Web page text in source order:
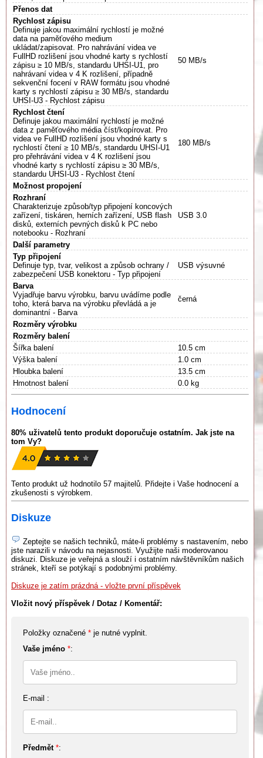
Přenos dat
Rychlost zápisu
Definuje jakou maximální rychlostí je možné
data na paměťového medium
ukládat/zapisovat. Pro nahrávání videa ve
FullHD rozlišení jsou vhodné karty s rychlostí
zápisu ≥ 10 MB/s, standardu UHSI-U1, pro
nahrávaní videa v 4 K rozlišení, případně
sekvenční focení v RAW formátu jsou vhodné
karty s rychlostí zápisu ≥ 30 MB/s, standardu
UHSI-U3 - Rychlost zápisu
50 MB/s
Rychlost čtení
Definuje jakou maximální rychlostí je možné
data z paměťového média číst/kopírovat. Pro
videa ve FullHD rozlišení jsou vhodné karty s
rychlostí čtení ≥ 10 MB/s, standardu UHSI-U1
pro přehrávání videa v 4 K rozlišení jsou
vhodné karty s rychlostí zápisu ≥ 30 MB/s,
standardu UHSI-U3 - Rychlost čtení
180 MB/s
Možnost propojení
Rozhraní
Charakterizuje způsob/typ připojení koncových
zařízení, tiskáren, herních zařízení, USB flash
disků, externích pevných disků k PC nebo
notebooku - Rozhraní
USB 3.0
Další parametry
Typ připojení
Definuje typ, tvar, velikost a způsob ochrany /
zabezpečení USB konektoru - Typ připojení
USB výsuvné
Barva
Vyjadřuje barvu výrobku, barvu uvádíme podle
toho, která barva na výrobku převládá a je
dominantní - Barva
černá
Rozměry výrobku
Rozměry balení
Šířka balení
10.5 cm
Výška balení
1.0 cm
Hloubka balení
13.5 cm
Hmotnost balení
0.0 kg
Hodnocení
80% uživatelů tento produkt doporučuje ostatním. Jak jste na
tom Vy?
Tento produkt už hodnotilo 57 majitelů. Přidejte i Vaše hodnocení a
zkušenosti s výrobkem.
Diskuze
Zeptejte se našich techniků, máte-li problémy s nastavením, nebo
jste narazili v návodu na nejasnosti. Využijte naši moderovanou
diskuzi. Diskuze je veřejná a slouží i ostatním návštěvníkům našich
stránek, kteří se potýkají s podobnými problémy.
Diskuze je zatím prázdná - vložte první příspěvek
Vložit nový příspěvek / Dotaz / Komentář:
Položky označené * je nutné vyplnit.
Vaše jméno *:
E-mail :
Předmět *: